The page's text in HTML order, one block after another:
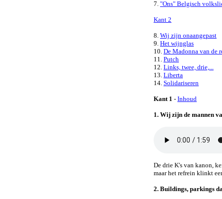
7. "Ons" Belgisch
Kant 2
8. Wij zijn onaangepast
9. Het wijnglas
10. De Madonna van de
11. Putch
12. Links, twee, drie,...
13. Liberta
14. Solidariseren
Kant 1 - Inhoud
1. Wij zijn de mannen
De drie K's van kanon,
maar het refrein klinkt
2. Buildings, parkings